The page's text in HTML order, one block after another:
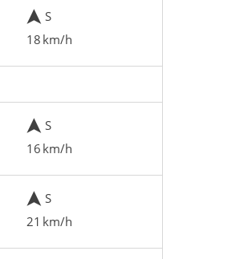
S
18 km/h
S
16 km/h
S
21 km/h